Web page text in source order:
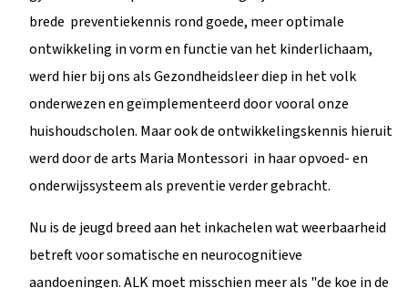
brede preventiekennis rond goede, meer optimale
ontwikkeling in vorm en functie van het kinderlichaam,
werd hier bij ons als Gezondheidsleer diep in het volk
onderwezen en geïmplementeerd door vooral onze
huishoudscholen. Maar ook de ontwikkelingskennis hieruit
werd door de arts Maria Montessori in haar opvoed- en
onderwijssysteem als preventie verder gebracht.
Nu is de jeugd breed aan het inkachelen wat weerbaarheid
betreft voor somatische en neurocognitieve
aandoeningen. ALK moet misschien meer als "de koe in de